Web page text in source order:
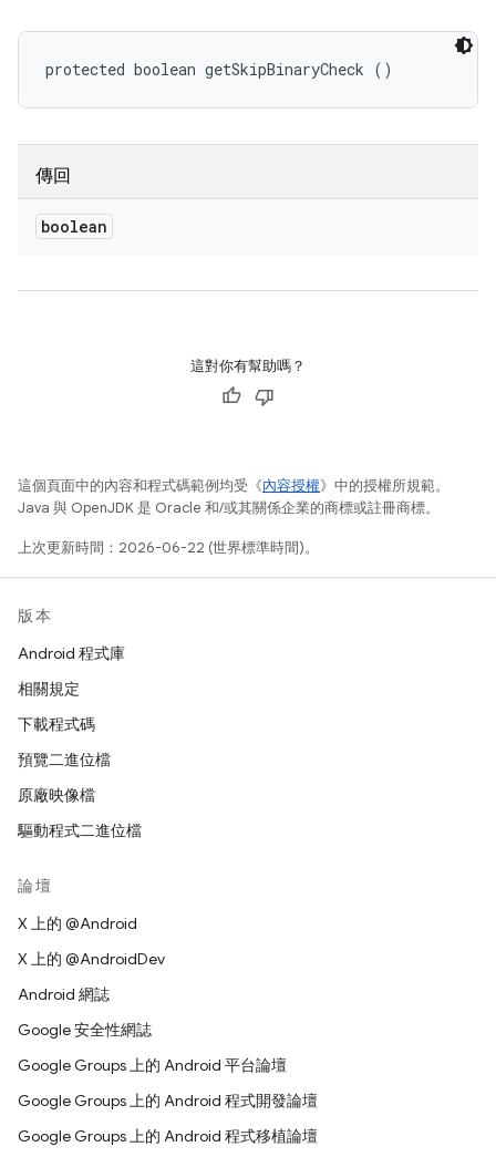
protected boolean getSkipBinaryCheck ()
傳回
boolean
這對你有幫助嗎？
這個頁面中的內容和程式碼範例均受《內容授權》中的授權所規範。
Java 與 OpenJDK 是 Oracle 和/或其關係企業的商標或註冊商標。
上次更新時間：2026-06-22 (世界標準時間)。
版本
Android 程式庫
相關規定
下載程式碼
預覽二進位檔
原廠映像檔
驅動程式二進位檔
論壇
X 上的 @Android
X 上的 @AndroidDev
Android 網誌
Google 安全性網誌
Google Groups 上的 Android 平台論壇
Google Groups 上的 Android 程式開發論壇
Google Groups 上的 Android 程式移植論壇